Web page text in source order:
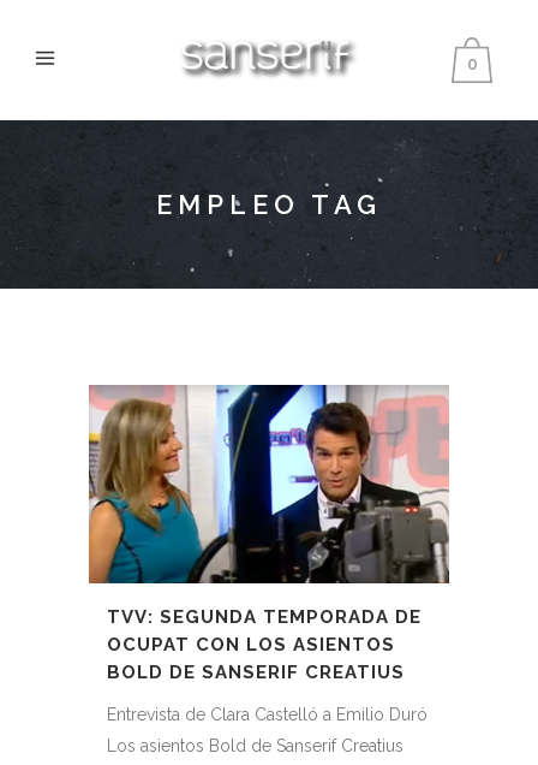
0
EMPLEO TAG
TVV: SEGUNDA TEMPORADA DE
OCUPAT CON LOS ASIENTOS
BOLD DE SANSERIF CREATIUS
Entrevista de Clara Castelló a Emilio Duró
Los asientos Bold de Sanserif Creatius